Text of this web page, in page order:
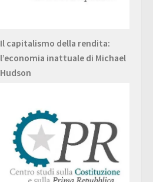
Il capitalismo della rendita:
l’economia inattuale di Michael
Hudson